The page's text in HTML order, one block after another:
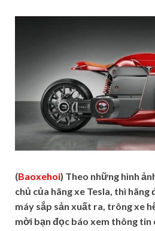
(Baoxehoi) Theo những hình
chủ của hãng xe Tesla, thì hãng
máy sắp sản xuất ra, trông xe
mời bạn đọc báo xem thông